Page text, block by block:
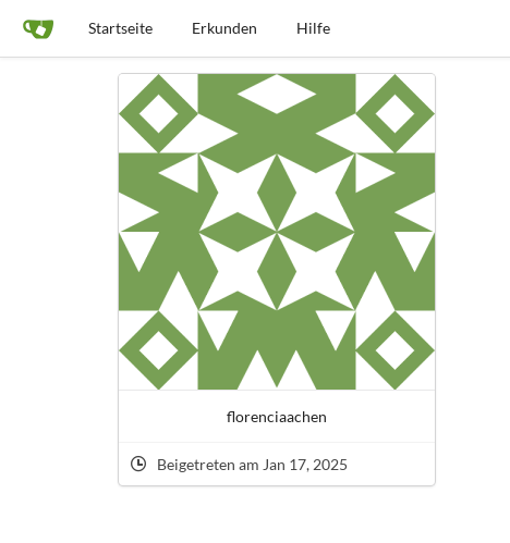
Startseite Erkunden Hilfe
florenciaachen
Beigetreten am Jan 17, 2025